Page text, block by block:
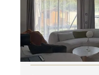
Maison à louer
2 200
par mois charges
Visiter le site dédié